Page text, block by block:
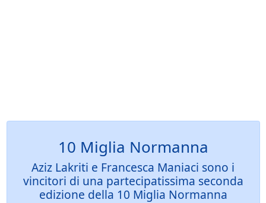
10 Miglia Normanna
Aziz Lakriti e Francesca Maniaci sono i
vincitori di una partecipatissima seconda
edizione della 10 Miglia Normanna